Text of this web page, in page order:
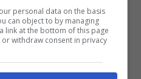
personal data on the basis
can object to by managing
link at the bottom of this page
withdraw consent in privacy